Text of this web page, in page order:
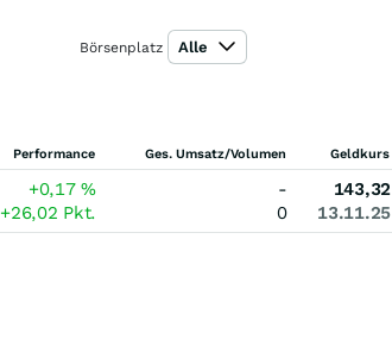
Börsenplatz Alle
Performance Ges. Umsatz/Volumen Geldkurs
+0,17%
+26,02 Pkt.
-
0
143,32
13.11.25